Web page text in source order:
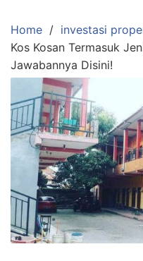
content
Home
investasi
Kos Kosan Termasuk
Jawabannya Disini!